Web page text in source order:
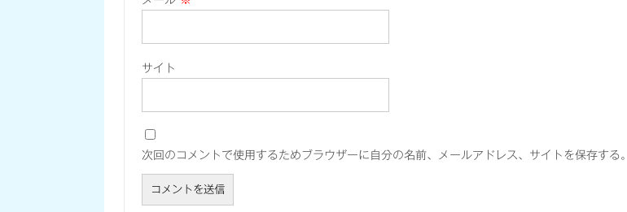
サイト
次回のコメントで使用するためブラウザーに自分の名前、メールアドレス、サイトを保存する。